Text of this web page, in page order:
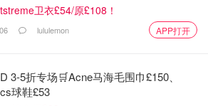
卫衣£54/原£108！
lululemon APP打开
3-5折专场🛒Acne马海毛围巾£150、
球鞋£53